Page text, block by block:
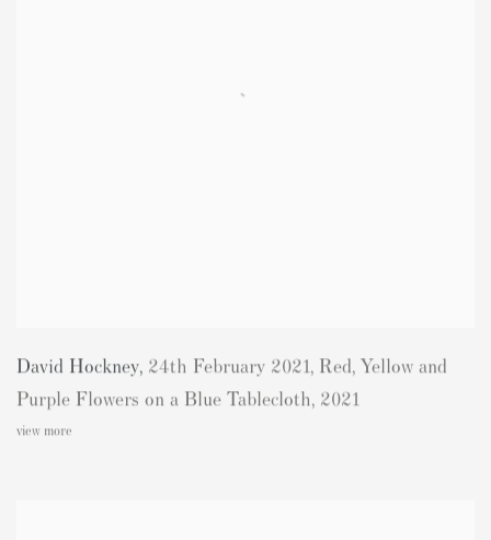
David Hockney, 24th February 2021, Red, Yellow and
Purple Flowers on a Blue Tablecloth, 2021
view more